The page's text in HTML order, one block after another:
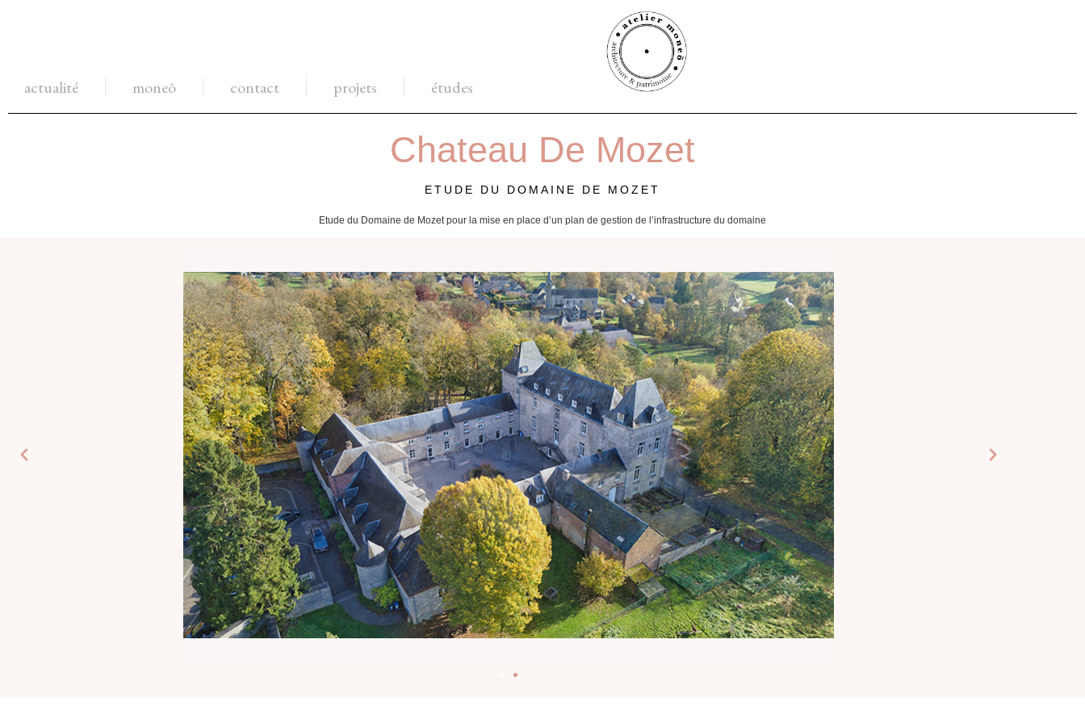
actualité moneō contact projets études
Chateau De Mozet
ETUDE DU DOMAINE DE MOZET
Etude du Domaine de Mozet pour la mise en place d’un plan de gestion de l’infrastructure du domaine